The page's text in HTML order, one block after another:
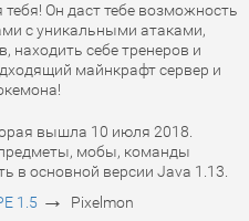
тебя! Он даст тебе возможность
с уникальными атаками,
находить себе тренеров и
майнкрафт сервер и
вышла 10 июля 2018.
мобы, команды
в основной версии Java 1.13.
1.5 → Pixelmon